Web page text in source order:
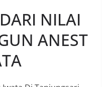
NILAI
ANEST